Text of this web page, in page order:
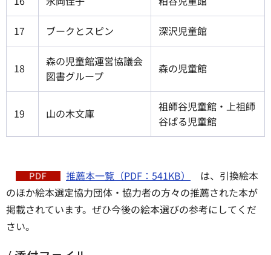
17 ブークとスピン 深沢児童館
18
森の児童館運営協議会
図書グループ
森の児童館
19 山の木文庫
祖師谷児童館・上祖師
谷ぱる児童館
推薦本一覧（PDF：541KB）
は、引換絵本
のほか絵本選定協力団体・協力者の方々の推薦された本が
掲載されています。ぜひ今後の絵本選びの参考にしてくだ
さい。